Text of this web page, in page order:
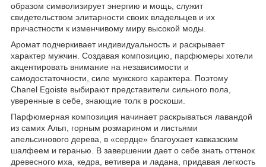
образом символизирует энергию и мощь, служит
свидетельством элитарности своих владельцев и их
причастности к изменчивому миру высокой моды.
Аромат подчеркивает индивидуальность и раскрывает
характер мужчин. Создавая композицию, парфюмеры хотели
акцентировать внимание на независимости и
самодостаточности, силе мужского характера. Поэтому
Chanel Egoiste выбирают представители сильного пола,
уверенные в себе, знающие толк в роскоши.
Парфюмерная композиция начинает раскрываться лавандой
из самих Альп, горным розмарином и листьями
апельсинового дерева, в «сердце» благоухает кавказским
шалфеем и геранью. В завершении дает о себе знать оттенок
древесного мха, кедра, ветивера и ладана, придавая легкость